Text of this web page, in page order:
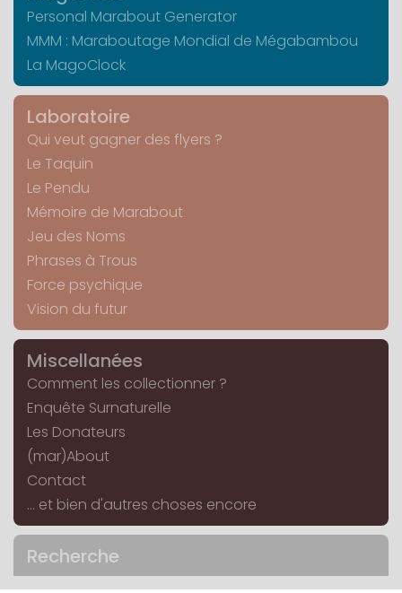
Personal Marabout Generator
MMM : Maraboutage Mondial de Mégabambou
La MagoClock
Laboratoire
Qui veut gagner des flyers ?
Le Taquin
Le Pendu
Mémoire de Marabout
Jeu des Noms
Phrases à Trous
Force psychique
Vision du futur
Miscellanées
Comment les collectionner ?
Enquête Surnaturelle
Les Donateurs
(mar)About
Contact
... et bien d'autres choses encore
Recherche